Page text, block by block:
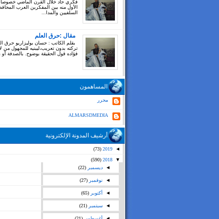
فكري حاد خلال القرن الماضي
الأول منه بين المفكرين العرب
السلفيين والمدا...
مقال :حرق العلم
بقلم الكاتب : حسان بوليزاريو حرق
تركته بدون تعريب،ليبنيه للمجهول من
فؤاده قول الحقيقة بوضوح. بالصدفة أو
المساهمون
محرر
ALMARSDMEDIA
أرشيف المدونة الإلكترونية
◄
2019
(73)
▼
2018
(590)
◄ ديسمبر (22)
◄ نوفمبر (27)
◄ أكتوبر (65)
◄ سبتمبر (21)